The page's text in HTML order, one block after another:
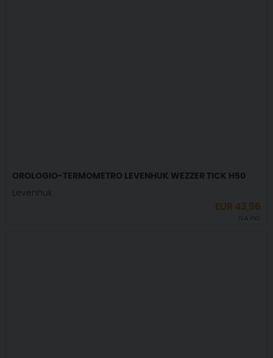
OROLOGIO-TERMOMETRO LEVENHUK WEZZER TICK H50
Levenhuk
EUR 43,96
IVA incl.